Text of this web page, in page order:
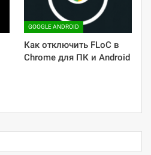
GOOGLE ANDROID
Как отключить FLoC в
Chrome для ПК и Android